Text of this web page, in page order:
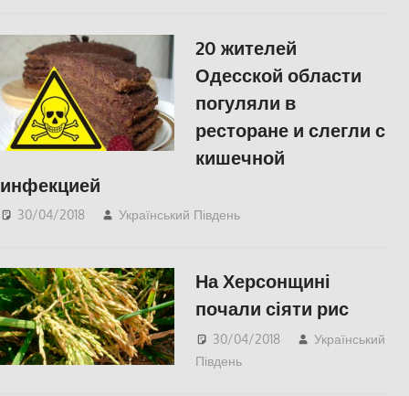
20 жителей
Одесской области
погуляли в
ресторане и слегли с
кишечной
инфекцией
30/04/2018 Український Південь
На Херсонщині
почали сіяти рис
30/04/2018
Український
Південь